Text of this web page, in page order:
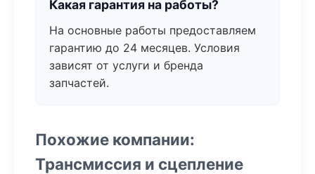
Какая гарантия на работы?
На основные работы предоставляем
гарантию до 24 месяцев. Условия
зависят от услуги и бренда
запчастей.
Похожие компании:
Трансмиссия и сцепление